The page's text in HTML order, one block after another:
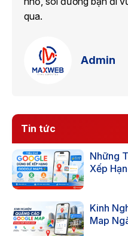
qua.
Admin
Tin tức
Những
Xếp
Kinh
Map